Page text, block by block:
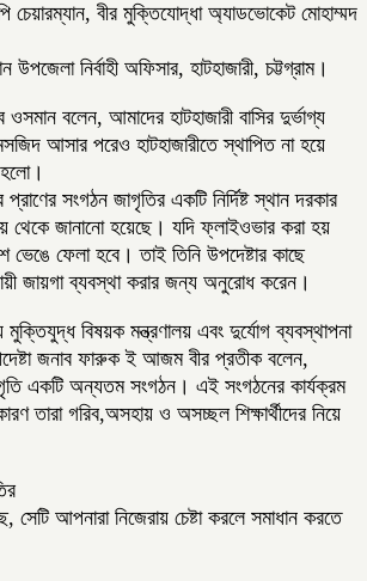
চেয়ারম্যান, বীর মুক্তিযোদ্ধা অ্যাডভোকেট মোহাম্মদ
নির্বাহী অফিসার, হাটহাজারী, চট্টগ্রাম।
বলেন, আমাদের হাটহাজারী বাসির দুর্ভাগ্য
আসার পরেও হাটহাজারীতে স্থাপিত না হয়ে
সংগঠন জাগৃতির একটি নির্দিষ্ট স্থান দরকার
থেকে জানানো হয়েছে। যদি ফ্লাইওভার করা হয়
ফেলা হবে। তাই তিনি উপদেষ্টার কাছে
জায়গা ব্যবস্থা করার জন্য অনুরোধ করেন।
বিষয়ক মন্ত্রণালয় এবং দুর্যোগ ব্যবস্থাপনা
জনাব ফারুক ই আজম বীর প্রতীক বলেন,
একটি অন্যতম সংগঠন। এই সংগঠনের কার্যক্রম
তারা গরিব,অসহায় ও অসচ্ছল শিক্ষার্থীদের নিয়ে
সেটি আপনারা নিজেরায় চেষ্টা করলে সমাধান করতে